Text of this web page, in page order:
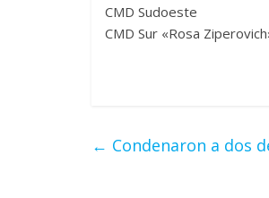
CMD Sudoeste
CMD Sur «Rosa
← Condenaron a dos